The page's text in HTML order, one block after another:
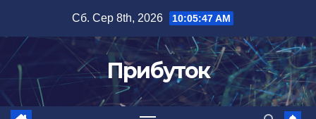
вмісту
Сб. Сер 8th, 2026 10:05:47 AM
Прибуток